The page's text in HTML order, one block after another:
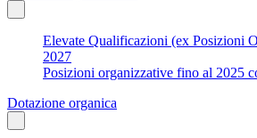
Elevate Qualificazioni (ex Posizioni
2027
Posizioni organizzative fino al 2025
Dotazione organica